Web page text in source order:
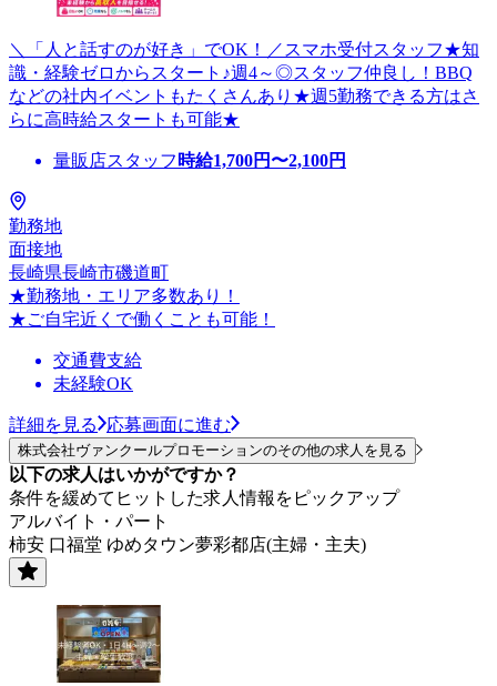
＼「人と話すのが好き」でOK！／スマホ受付スタッフ★知
識・経験ゼロからスタート♪週4～◎スタッフ仲良し！BBQ
などの社内イベントもたくさんあり★週5勤務できる方はさ
らに高時給スタートも可能★
量販店スタッフ 時給1,700円〜2,100円
勤務地
面接地
長崎県長崎市磯道町
★勤務地・エリア多数あり！
★ご自宅近くで働くことも可能！
交通費支給
未経験OK
詳細を見る 応募画面に進む
株式会社ヴァンクールプロモーションのその他の求人を見る
以下の求人はいかがですか？
条件を緩めてヒットした求人情報をピックアップ
アルバイト・パート
柿安 口福堂 ゆめタウン夢彩都店(主婦・主夫)